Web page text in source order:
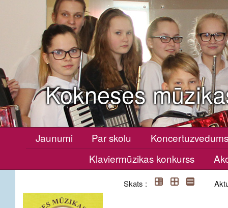
Kokneses
Jaunumi Par skolu
Klaviermūzikas konkurss
Skats :